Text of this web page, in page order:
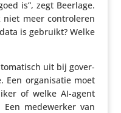
is”, zegt Beerlage.
niet meer contro­leren
is gebruikt? Welke
uit bij gover­
Een orga­ni­satie moet
of welke AI-agent
mede­werker van